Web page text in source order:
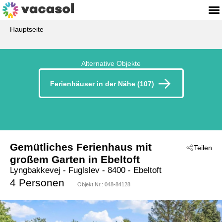
Hauptseite
Alternative Objekte
Ferienhäuser in der Nähe (107)
Teilen
Gemütliches Ferienhaus mit
großem Garten in Ebeltoft
Lyngbakkevej - Fuglslev - 8400 - Ebeltoft
4 Personen Objekt Nr.: 048-84128